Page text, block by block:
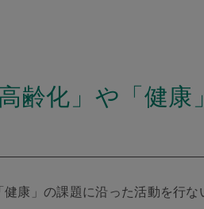
齢化」や「健
康」の課題に沿った活動を行な